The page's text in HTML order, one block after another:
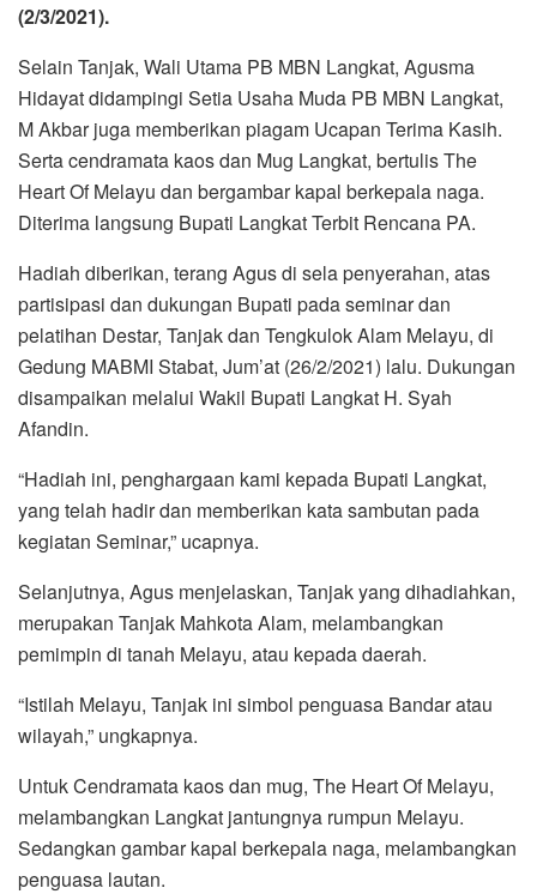
(2/3/2021).
Selain Tanjak, Wali Utama PB MBN Langkat, Agusma
Hidayat didampingi Setia Usaha Muda PB MBN Langkat,
M Akbar juga memberikan piagam Ucapan Terima Kasih.
Serta cendramata kaos dan Mug Langkat, bertulis The
Heart Of Melayu dan bergambar kapal berkepala naga.
Diterima langsung Bupati Langkat Terbit Rencana PA.
Hadiah diberikan, terang Agus di sela penyerahan, atas
partisipasi dan dukungan Bupati pada seminar dan
pelatihan Destar, Tanjak dan Tengkulok Alam Melayu, di
Gedung MABMI Stabat, Jum’at (26/2/2021) lalu. Dukungan
disampaikan melalui Wakil Bupati Langkat H. Syah
Afandin.
“Hadiah ini, penghargaan kami kepada Bupati Langkat,
yang telah hadir dan memberikan kata sambutan pada
kegiatan Seminar,” ucapnya.
Selanjutnya, Agus menjelaskan, Tanjak yang dihadiahkan,
merupakan Tanjak Mahkota Alam, melambangkan
pemimpin di tanah Melayu, atau kepada daerah.
“Istilah Melayu, Tanjak ini simbol penguasa Bandar atau
wilayah,” ungkapnya.
Untuk Cendramata kaos dan mug, The Heart Of Melayu,
melambangkan Langkat jantungnya rumpun Melayu.
Sedangkan gambar kapal berkepala naga, melambangkan
penguasa lautan.